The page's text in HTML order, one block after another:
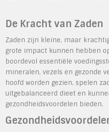
De Kracht van Zaden
Zaden zijn kleine, maar
grote impact kunnen hebben
boordevol essentiële
mineralen, vezels en gezonde
hoofd worden gezien, spelen
uitgebalanceerd dieet en
gezondheidsvoordelen bieden.